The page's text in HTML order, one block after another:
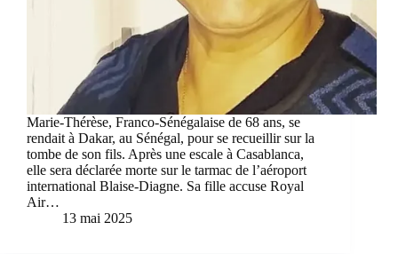
Marie-Thérèse, Franco-Sénégalaise de 68 ans, se
rendait à Dakar, au Sénégal, pour se recueillir sur la
tombe de son fils. Après une escale à Casablanca,
elle sera déclarée morte sur le tarmac de l’aéroport
international Blaise-Diagne. Sa fille accuse Royal
Air…
13 mai 2025